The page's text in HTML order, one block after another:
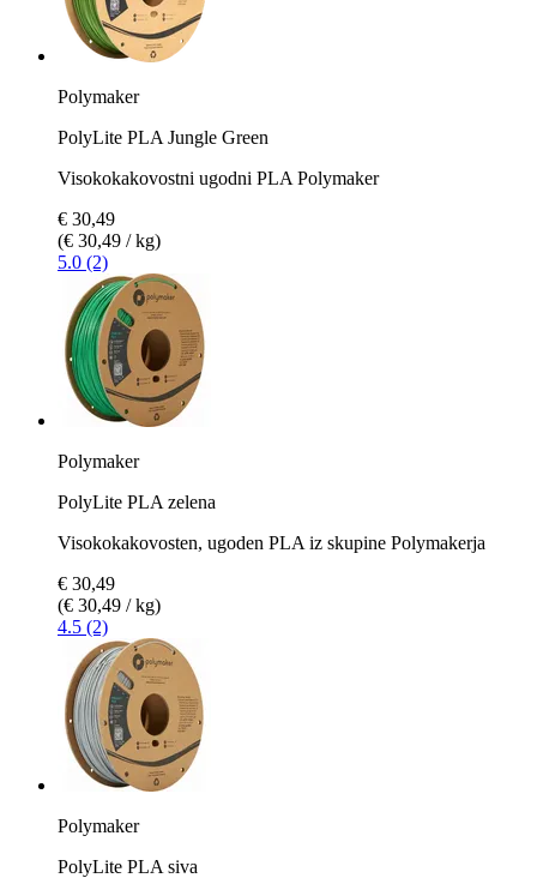
Polymaker
PolyLite PLA Jungle Green
Visokokakovostni ugodni PLA Polymaker
€ 30,49
(€ 30,49 / kg)
5.0 (2)
Polymaker
PolyLite PLA zelena
Visokokakovosten, ugoden PLA iz skupine Polymakerja
€ 30,49
(€ 30,49 / kg)
4.5 (2)
Polymaker
PolyLite PLA siva